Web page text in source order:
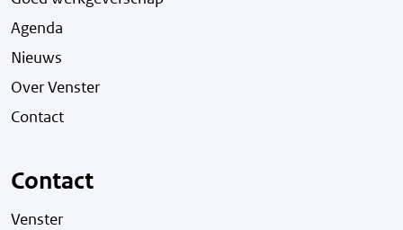
Agenda
Nieuws
Over Venster
Contact
Contact
Venster